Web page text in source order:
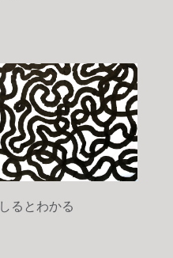
しるとわかる